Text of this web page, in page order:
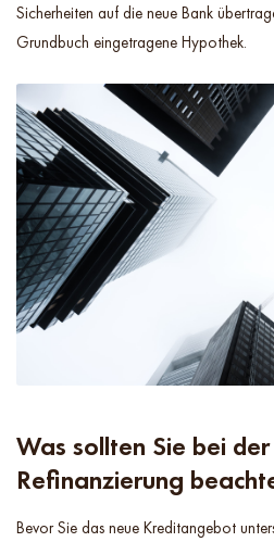
Sicherheiten auf die neue Bank
Grundbuch eingetragene Hypothek.
Was sollten Sie bei
Refinanzierung
Bevor Sie das neue Kreditangebot